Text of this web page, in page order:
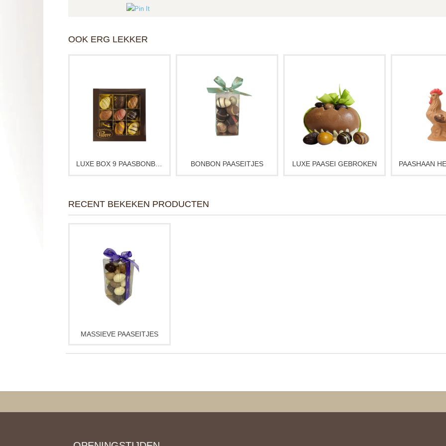
OOK ERG LEKKER
chocolade in een stijlvolle
verpakking, ideaal als klein
paasgeschenk of om samen
van te genieten tijdens
Pasen.
van de afbeelding.
paaseitjes met diverse
vullingen. Ambachtelijke
chocolade eitjes die perfect
zijn om te delen tijdens
Pasen of als klein chocolade
cadeau.
BONBON PAASEITJES
royaal gevuld en feestelijk
gepresenteerd. Het Luxe Ei
Gebroken is perfect voor op
de paastafel of als bijzonder
paasgeschenk.
LUXE PAASEI GEBROKEN
als klein
zorg gemaakt
voor een
smaakvol
RECENT BEKEKEN PRODUCTEN
MASSIEVE PAASEITJES